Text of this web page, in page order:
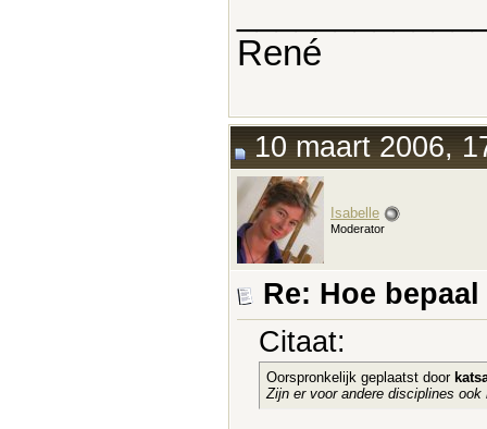
René
10 maart 2006,
Isabelle
Moderator
Re: Hoe
Citaat:
Oorspronkelijk geplaatst door
Zijn er voor andere disciplines